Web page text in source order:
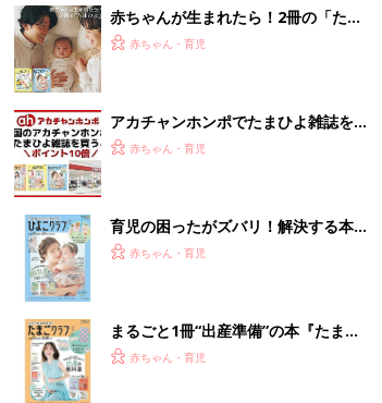
赤ちゃんが生まれたら！2冊の「たま
ひよ」
赤ちゃん・育児
アカチャンホンポでたまひよ雑誌を買
うとポイント10倍【期間限定】
赤ちゃん・育児
育児の困ったがズバリ！解決する本
『ひよこクラブ 秋号』 4カ月～2才
赤ちゃん・育児
まるごと1冊“出産準備”の本『たまご
クラブ 夏号』〈スペシャル大特集〉
赤ちゃん・育児